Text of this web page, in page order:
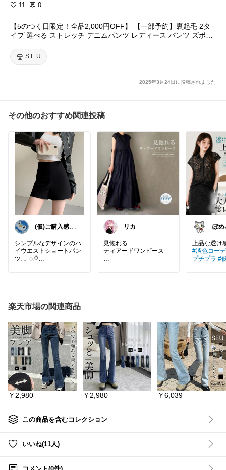
ぴちぴちに見えますが、
きつい感じもしなくて履き心地は良いです😂
合わせて着たいと思います！
#イメチェン #ママコーデ #S.E.
11 0
【5のつく日限定！全品2,000円OFF】 【一部予約】裏起毛 2タ
イプ 選べる ストレッチ デニムパンツ レディース パンツ ズボン
コール きれいめカジュアル seu22q31118
S.E.U
2025年3月24日に投稿されました
その他のおすすめ関連投稿
(仮)ご購入感謝
シンプルなデザインのハ
イウエストショートパン
ツ𓂃 ◌‬𓈒𓋪‪
ル良く見せてくれます
クロップドトップスやタ
ンクトップと合わせて
カジュアルながらも女性
らしい着こなしが楽しめ
ます♪
#2026春夏
#夏ファッション
#秋も楽しめる
#楽ちんファッション
#オフィスカジュアル
#高見え
リカ
見惚れる
ティアードワンピース
ぽ
❤️
#淡色コーデ
プチプラ #
楽天市場の関連商品
￥2,980 ￥2,980 ￥6,039
この商品を含むコレクション
いいね(11人)
コメント(0件)